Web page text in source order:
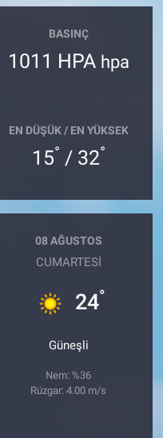
BASINÇ
1011 HPA hpa
EN DÜŞÜK / EN YÜKSEK
15° / 32°
08 AĞUSTOS
CUMARTESI
24°
Güneşli
Nem: %36
Rüzgar: 4.00 m/s